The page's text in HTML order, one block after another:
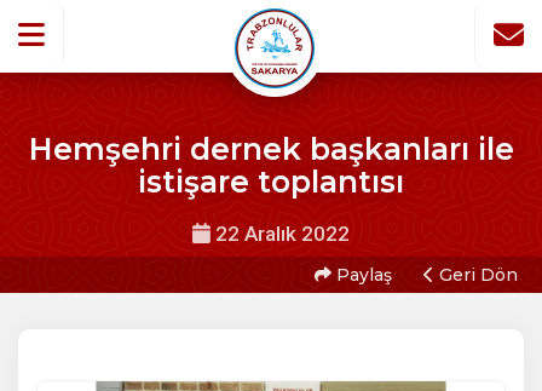
Hemşehri dernek başkanları ile
istişare toplantısı
22 Aralık 2022
Paylaş Geri Dön